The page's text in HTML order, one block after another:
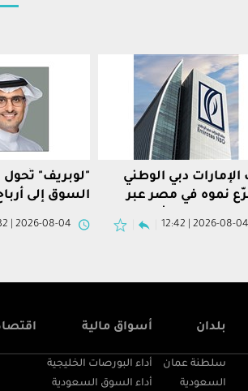
الإمارات دبي الوطني
نموه في مصر عبر
2026-08-04 | 12:42
"لوبريف" تُحول
السوق إلى
2026-08-04 | 10:32
بلدان
سلطنة عمان
السعودية
أسواق مالية
أداء البورصات الخليجية
أداء السوق السعودية